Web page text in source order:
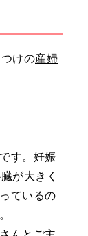
けの産婦
す。妊娠
が大きく
ているの